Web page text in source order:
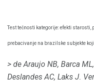
Test tečnosti kategorije: efekti
prebacivanje na brazilske subjekte
> de Araujo NB, Barca
Deslandes AC, Laks J.